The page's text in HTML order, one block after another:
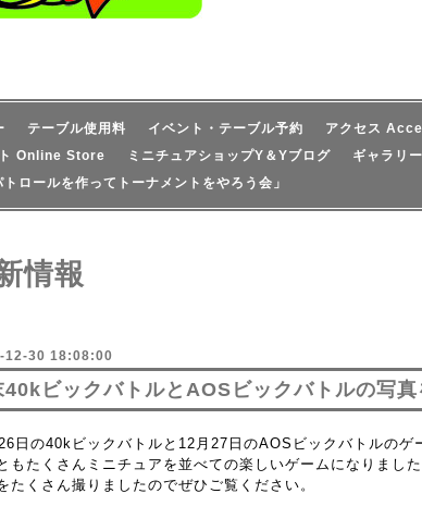
テーブル使用料 イベント・テーブル予約
アクセス
Online Store ミニチュアショップY＆Yブログ
ギャラリー
ロールを作ってトーナメントをやろう会」
情報
12-30 18:08:00
40kビックバトルとAOSビックバトルの写真
日の40kビックバトルと12月27日のAOSビックバトルのゲ
もたくさんミニチュアを並べての楽しいゲームになりました
たくさん撮りましたのでぜひご覧ください。